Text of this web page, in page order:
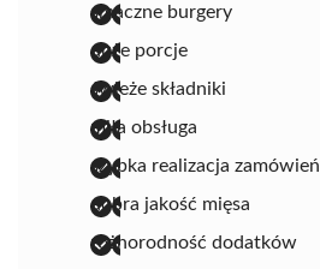
smaczne burgery
duże porcje
świeże składniki
miła obsługa
szybka realizacja zamówień
dobra jakość mięsa
różnorodność dodatków